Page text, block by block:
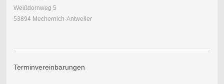
Weißdornweg 5
53894 Mechernich-Antweiler
Terminvereinbarungen